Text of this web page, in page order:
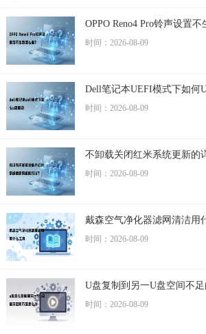
OPPO Reno4 Pro铃声设置
时间：2026-08-09
Dell笔记本UEFI模式下如何
时间：2026-08-09
不卸载关闭红米系统更新的
时间：2026-08-09
戴森空气净化器滤网清洁用
时间：2026-08-09
U盘复制到另一U盘空间不
时间：2026-08-09